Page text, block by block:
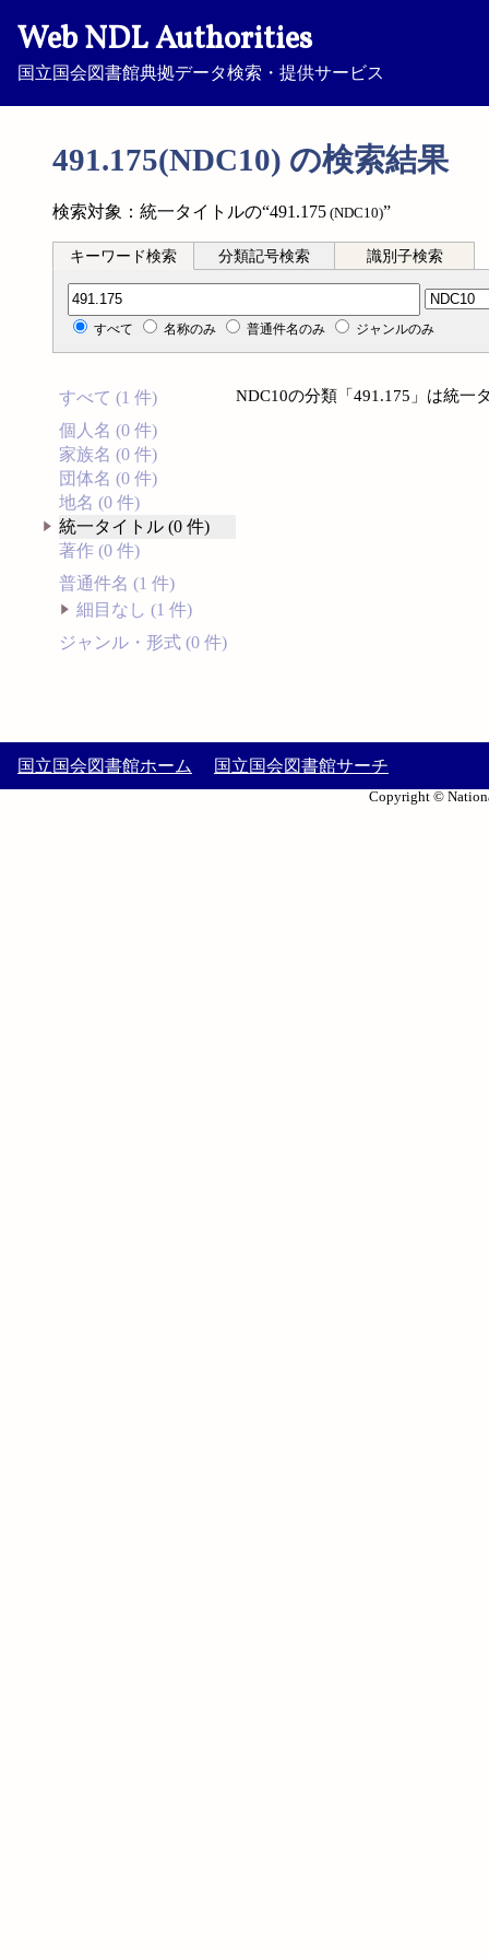
Web NDL Authorities
国立国会図書館典拠データ検索・提供サービス
491.175(NDC10) の検索結果
検索対象：統一タイトルの“491.175 (NDC10)”
キーワード検索 分類記号検索 識別子検索
分類記号検索
すべて 名称のみ 普通件名のみ ジャンルのみ
すべて (1 件)
個人名 (0 件)
家族名 (0 件)
団体名 (0 件)
地名 (0 件)
統一タイトル (0 件)
著作 (0 件)
普通件名 (1 件)
細目なし (1 件)
ジャンル・形式 (0 件)
NDC10の分類「491.175」は統一
国立国会図書館ホーム 国立国会図書館サーチ
Copyright ©